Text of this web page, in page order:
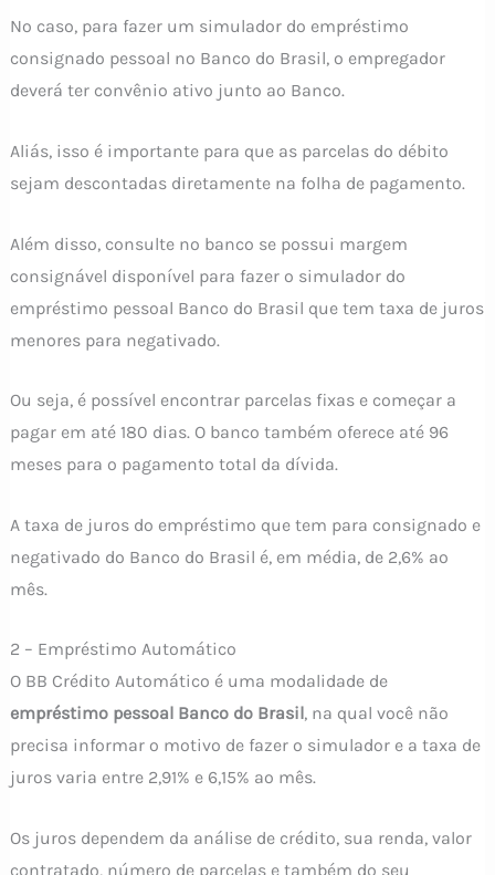
No caso, para fazer um simulador do empréstimo
consignado pessoal no Banco do Brasil, o empregador
deverá ter convênio ativo junto ao Banco.
Aliás, isso é importante para que as parcelas do débito
sejam descontadas diretamente na folha de pagamento.
Além disso, consulte no banco se possui margem
consignável disponível para fazer o simulador do
empréstimo pessoal Banco do Brasil que tem taxa de juros
menores para negativado.
Ou seja, é possível encontrar parcelas fixas e começar a
pagar em até 180 dias. O banco também oferece até 96
meses para o pagamento total da dívida.
A taxa de juros do empréstimo que tem para consignado e
negativado do Banco do Brasil é, em média, de 2,6% ao
mês.
2 – Empréstimo Automático
O BB Crédito Automático é uma modalidade de
empréstimo pessoal Banco do Brasil, na qual você não
precisa informar o motivo de fazer o simulador e a taxa de
juros varia entre 2,91% e 6,15% ao mês.
Os juros dependem da análise de crédito, sua renda, valor
contratado, número de parcelas e também do seu